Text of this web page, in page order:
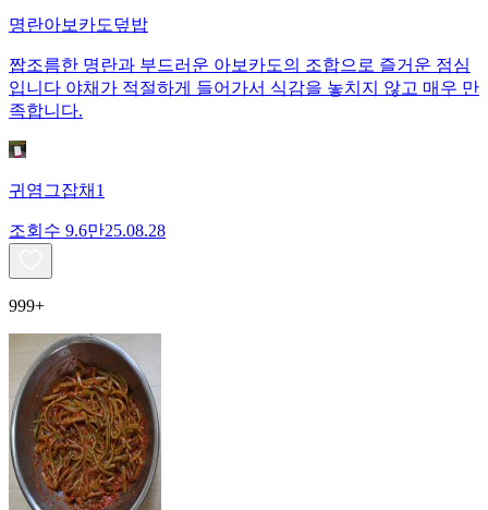
명란아보카도덮밥
짭조름한 명란과 부드러운 아보카도의 조합으로 즐거운 점심
입니다 야채가 적절하게 들어가서 식감을 놓치지 않고 매우 만
족합니다.
귀염그잡채1
조회수 9.6만25.08.28
999+